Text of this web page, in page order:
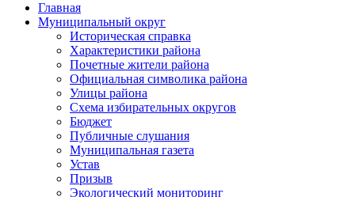
Главная
Муниципальный округ
Историческая справка
Характеристики района
Почетные жители района
Официальная символика района
Улицы района
Схема избирательных округов
Бюджет
Публичные слушания
Муниципальная газета
Устав
Призыв
Экологический мониторинг